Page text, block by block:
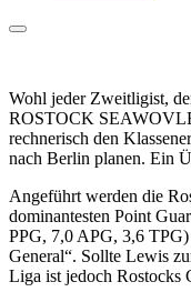
Wohl jeder Zweitligist,
ROSTOCK
rechnerisch den
nach Berlin planen. Ein
Angeführt werden die
dominantesten Point
PPG, 7,0 APG, 3,6 TPG)
General“. Sollte Lewis
Liga ist jedoch Rostocks